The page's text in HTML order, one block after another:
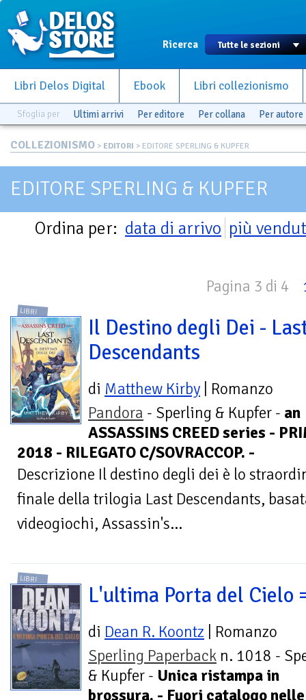
Ricerca
Libri Delos Digital Ebook Libri collezionismo
Sfoglia per Ultimi arrivi Per editore Per collana Per autore
COLLEZIONISMO > EDITORI > EDITORE SPERLING & KUPFER
EDITORE SPERLING & KUPFER
Ordina per: data di arrivo più
Pagina 3 di 4
LIBRI
Il Destino degli Dei -
Descendants
di Matthew Kirby | Romanzo
Pandora - Sperling & Kupfer - an
ASSASSINS CREED series -
2018 - RILEGATO C/SOVRACCOP. -
Descrizione Il destino degli dei è lo
finale della trilogia Last Descendants,
videogiochi, Assassin's...
LIBRI
L'ultima Porta del Cielo
di Dean R. Koontz | Romanzo
Sperling Paperback n. 1018 -
& Kupfer - Unica ristampa in
brossura. - Fuori catalogo